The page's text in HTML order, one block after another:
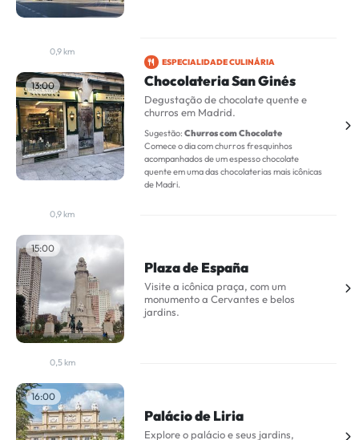
0,9 km
13:00
ESPECIALIDADE CULINÁRIA
Chocolateria San Ginés
Degustação de chocolate quente e
churros em Madrid.
Sugestão: Churros com Chocolate
Comece o dia com churros fresquinhos
acompanhados de um espesso chocolate
quente em uma das chocolaterias mais icônicas
de Madri.
0,9 km
15:00
Plaza de España
Visite a icônica praça, com um
monumento a Cervantes e belos
jardins.
0,5 km
16:00
Palácio de Liria
Explore o palácio e seus jardins,